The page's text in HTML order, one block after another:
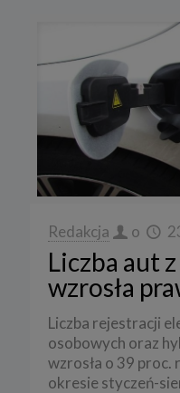
Redakcja o
Liczba aut
wzrosła
Liczba rejestracji
osobowych oraz
wzrosła o 39
okresie styczeń-